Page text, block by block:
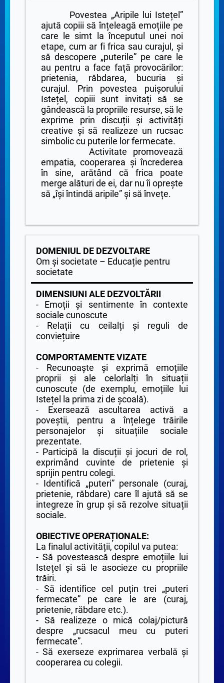
Povestea „Aripile lui Istețel”
ajută copiii să înțeleagă emoțiile pe
care le simt la începutul unei noi
etape, cum ar fi frica sau curajul, și
să descopere „puterile” pe care le
au pentru a face față provocărilor:
prietenia, răbdarea, bucuria și
curajul. Prin povestea puișorului
Istețel, copiii sunt invitați să se
gândească la propriile resurse, să le
exprime prin discuții și activități
creative și să realizeze un rucsac
simbolic cu puterile lor fermecate.
Activitate promovează
empatia, cooperarea și încrederea
în sine, arătând că frica poate
merge alături de ei, dar nu îi oprește
să „își întindă aripile” și să învețe.
DOMENIUL DE DEZVOLTARE
Om și societate – Educație pentru
societate
DIMENSIUNI ALE DEZVOLTĂRII
- Emoții și sentimente în contexte
sociale cunoscute
- Relații cu ceilalți și reguli de
conviețuire
COMPORTAMENTE VIZATE
- Recunoaște și exprimă emoțiile
proprii și ale celorlalți în situații
cunoscute (de exemplu, emoțiile lui
Istețel la prima zi de școală).
- Exersează ascultarea activă a
poveștii, pentru a înțelege trăirile
personajelor și situațiile sociale
prezentate.
- Participă la discuții și jocuri de rol,
exprimând cuvinte de prietenie și
sprijin pentru colegi.
- Identifică „puteri” personale (curaj,
prietenie, răbdare) care îl ajută să se
integreze în grup și să rezolve situații
sociale.
OBIECTIVE OPERAȚIONALE:
La finalul activității, copilul va putea:
- Să povestească despre emoțiile lui
Istețel și să le asocieze cu propriile
trăiri.
- Să identifice cel puțin trei „puteri
fermecate” pe care le are (curaj,
prietenie, răbdare etc.).
- Să realizeze o mică colaj/pictură
despre „rucsacul meu cu puteri
fermecate”.
- Să exerseze exprimarea verbală și
cooperarea cu colegii.